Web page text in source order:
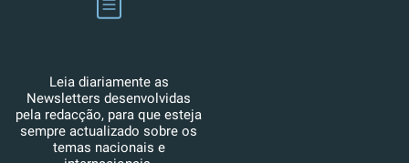
Leia diariamente as
Newsletters desenvolvidas
pela redacção, para que esteja
sempre actualizado sobre os
temas nacionais e